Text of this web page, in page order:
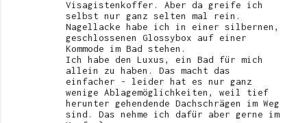
Visagistenkoffer. Aber da greife ich
selbst nur ganz selten mal rein.
Nagellacke habe ich in einer silbernen,
geschlossenen Glossybox auf einer
Kommode im Bad stehen.
Ich habe den Luxus, ein Bad für mich
allein zu haben. Das macht das
einfacher - leider hat es nur ganz
wenige Ablagemöglichkeiten, weil tief
herunter gehendende Dachschrägen im Weg
sind. Das nehme ich dafür aber gerne im